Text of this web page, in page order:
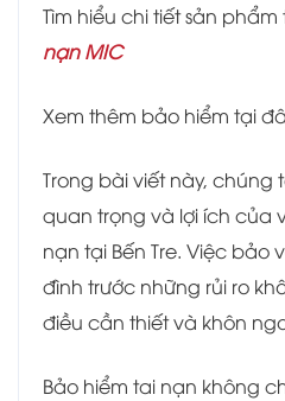
Tìm hiểu chi tiết sản
nạn MIC
Xem thêm bảo hiểm tại
Trong bài viết này, chúng
quan trọng và lợi ích của
nạn tại Bến Tre. Việc bảo
đình trước những rủi ro
điều cần thiết và khôn
Bảo hiểm tai nạn không